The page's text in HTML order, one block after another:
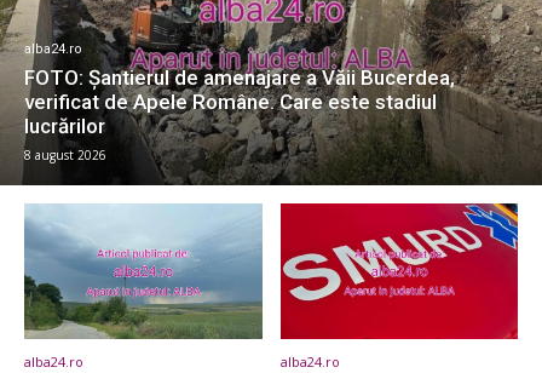
alba24.ro
FOTO: Șantierul de amenajare a Văii Bucerdea,
verificat de Apele Române. Care este stadiul
lucrărilor
8 august 2026
alba24.ro
alba24.ro